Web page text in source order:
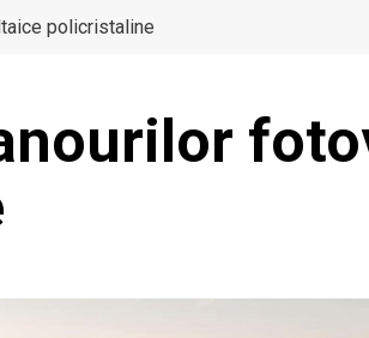
policristaline